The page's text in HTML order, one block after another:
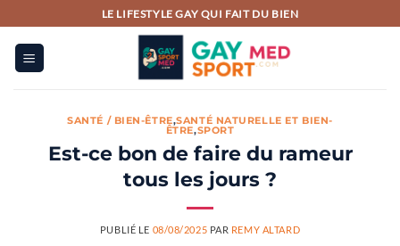
au
contenu
LE LIFESTYLE GAY QUI FAIT DU BIEN
SANTÉ / BIEN-ÊTRE,SANTÉ NATURELLE ET BIEN-
ÊTRE,SPORT
Est-ce bon de faire du rameur
tous les jours ?
PUBLIÉ LE 08/08/2025 PAR REMY ALTARD